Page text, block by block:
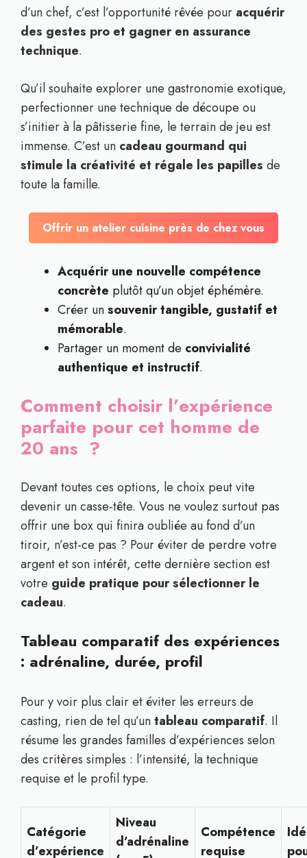
d’un chef, c’est l’opportunité rêvée pour acquérir
des gestes pro et gagner en assurance
technique.
Qu’il souhaite explorer une gastronomie exotique,
perfectionner une technique de découpe ou
s’initier à la pâtisserie fine, le terrain de jeu est
immense. C’est un cadeau gourmand qui
stimule la créativité et régale les papilles de
toute la famille.
Offrir un atelier cuisine près de chez vous
Acquérir une nouvelle compétence
concrète plutôt qu’un objet éphémère.
Créer unsouvenir tangible, gustatif et
mémorable.
Partager un moment de convivialité
authentique et instructif.
Comment choisir l’expérience
parfaite pour cet homme de
20 ans ?
Devant toutes ces options, le choix peut vite
devenir un casse-tête. Vous ne voulez surtout pas
offrir une box qui finira oubliée au fond d’un
tiroir, n’est-ce pas ? Pour éviter de perdre votre
argent et son intérêt, cette dernière section est
votre guide pratique pour sélectionner le
cadeau.
Tableau comparatif des expériences
: adrénaline, durée, profil
Pour y voir plus clair et éviter les erreurs de
casting, rien de tel qu’untableau comparatif. Il
résume les grandes familles d’expériences selon
des critères simples : l’intensité, la technique
requise et le profil type.
Catégorie
d’expérience
Niveau
d’adrénaline
Compétence
requise